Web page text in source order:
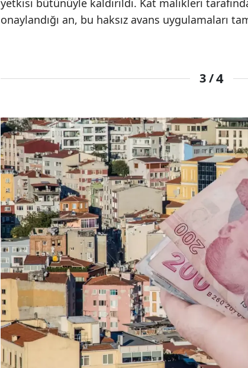
yetkisi bütünüyle kaldırıldı. Kat malikleri
onaylandığı an, bu haksız avans uygulamaları
3 /4